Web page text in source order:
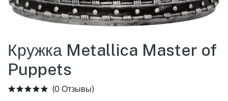
Кружка Metallica Master of
Puppets
(0 Отзывы)